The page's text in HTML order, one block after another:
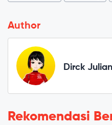
Author
Dirck
Rekomendasi